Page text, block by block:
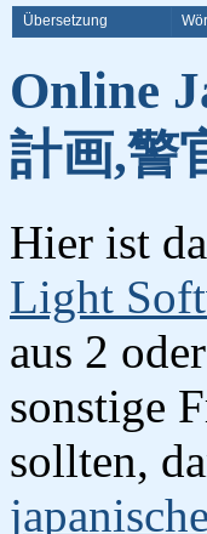
Übersetzung
Online
計画,警
Hier ist
Light
aus 2
sonstige
sollten,